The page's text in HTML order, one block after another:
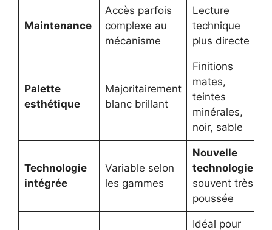
Maintenance
Accès parfois
complexe au
mécanisme
Lecture
technique
plus directe
Palette
esthétique
Majoritairement
blanc brillant
Finitions
mates,
teintes
minérales,
noir, sable
Technologie
intégrée
Variable selon
les gammes
Nouvelle
technologie
souvent très
poussée
Idéal pour